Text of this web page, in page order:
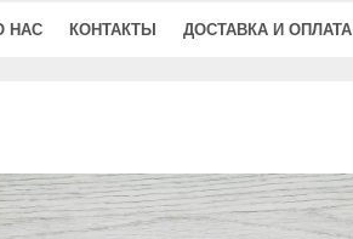
НАС КОНТАКТЫ ДОСТАВКА И ОПЛАТА